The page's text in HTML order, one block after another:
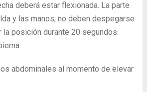
deberá estar flexionada. La parte
y las manos, no deben despegarse
la posición durante 20 segundos.
abdominales al momento de elevar